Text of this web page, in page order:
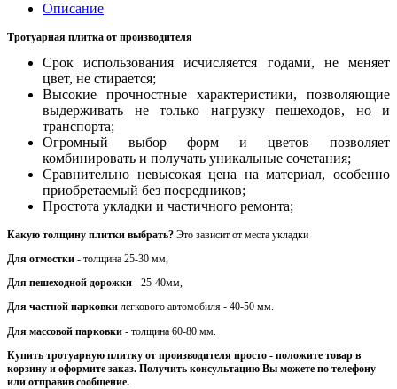
Описание
Тротуарная плитка от производителя
Срок использования исчисляется годами, не меняет
цвет, не стирается;
Высокие прочностные характеристики, позволяющие
выдерживать не только нагрузку пешеходов, но и
транспорта;
Огромный выбор форм и цветов позволяет
комбинировать и получать уникальные сочетания;
Сравнительно невысокая цена на материал, особенно
приобретаемый без посредников;
Простота укладки и частичного ремонта;
Какую толщину плитки выбрать? Это зависит от места укладки
Для отмостки - толщина 25-30 мм,
Для пешеходной дорожки - 25-40мм,
Для частной парковки легкового автомобиля - 40-50 мм.
Для массовой парковки - толщина 60-80 мм.
Купить тротуарную плитку от производителя просто - положите товар в
корзину и оформите заказ. Получить консультацию Вы можете по телефону
или отправив сообщение.